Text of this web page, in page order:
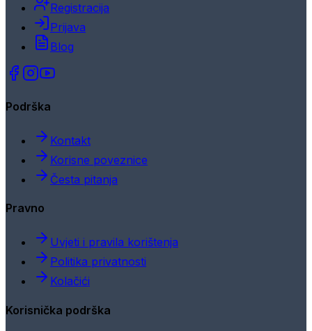
Registracija
Prijava
Blog
Podrška
Kontakt
Korisne poveznice
Česta pitanja
Pravno
Uvjeti i pravila korištenja
Politika privatnosti
Kolačići
Korisnička podrška